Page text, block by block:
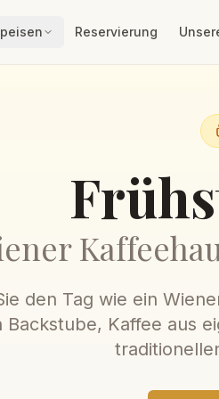
Reservierung
den Tag wie ein
Backstube, Kaffee aus